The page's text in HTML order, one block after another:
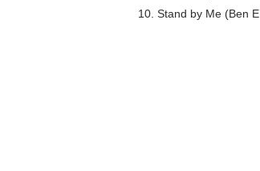
10. Stand by Me (Ben